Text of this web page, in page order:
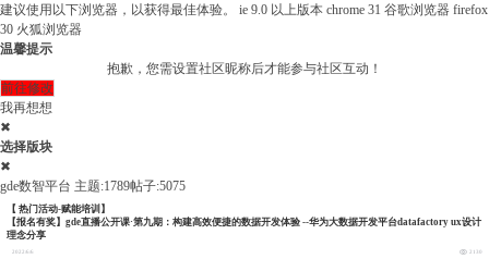
建议使用以下浏览器，以获得最佳体验。 ie 9.0 以上版本 chrome 31 谷歌浏览器 firefox
30 火狐浏览器
温馨提示
抱歉，您需设置社区昵称后才能参与社区互动！
前往修改
我再想想
✖
选择版块
✖
gde数智平台 主题:1789帖子:5075
【 热门活动-赋能培训】
【报名有奖】gde直播公开课·第九期：构建高效便捷的数据开发体验 --华为大数据开发平台datafactory ux设计
理念分享
2022/6/6 2130